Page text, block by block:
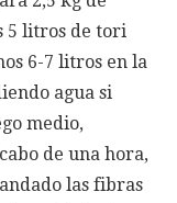
5 litros de tori
6-7 litros en la
agua si
medio,
de una hora,
las fibras